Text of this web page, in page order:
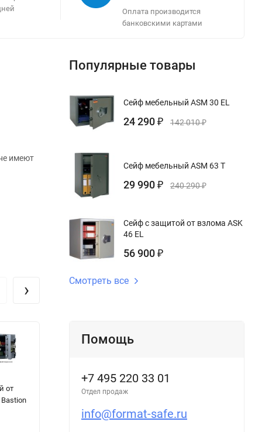
Оплата производится
банковскими картами
имеют
от
Шкаф АМ 1891
Универсальный
DS31 Lux Plus
›
Популярные товары
Сейф мебельный ASM 30 EL
24 290 ₽ 142 010₽
Сейф мебельный ASM 63 T
29 990 ₽ 240 290₽
Сейф с защитой от взлома ASK
46 EL
56 900 ₽
Смотреть все
Помощь
+7 495 220 33 01
Отдел продаж
info@format-safe.ru